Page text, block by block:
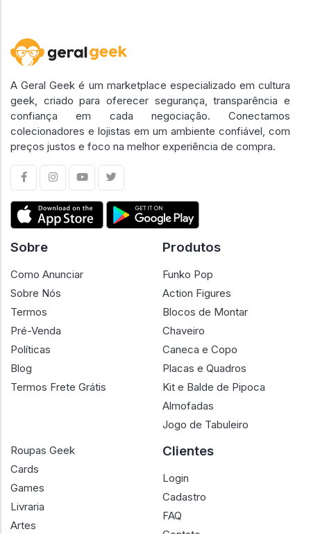
A Geral Geek é um marketplace especializado em cultura
geek, criado para oferecer segurança, transparência e
confiança em cada negociação. Conectamos
colecionadores e lojistas em um ambiente confiável, com
preços justos e foco na melhor experiência de compra.
Sobre
Como Anunciar
Sobre Nós
Termos
Pré-Venda
Políticas
Blog
Termos Frete Grátis
Produtos
Funko Pop
Action Figures
Blocos de Montar
Chaveiro
Caneca e Copo
Placas e Quadros
Kit e Balde de Pipoca
Almofadas
Jogo de Tabuleiro
Roupas Geek
Cards
Games
Livraria
Artes
Clientes
Login
Cadastro
FAQ